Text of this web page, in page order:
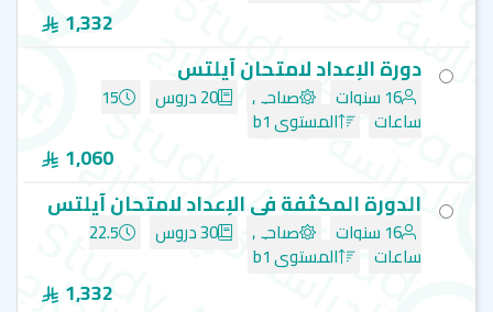
إل إس آي - فانكوفر - LSI Education
إل إس آي - تورنتو - LSI Education
إي سي - تورنتو - EC English
إي سي - مونتريال - EC English
1,332
دورة الإعداد لامتحان آيلتس
16 سنوات صباحي 20 دروس 15
ساعات المستوى b1
1,060
الدورة المكثفة في الإعداد لامتحان آيلتس
16 سنوات صباحي 30 دروس 22.5
ساعات المستوى b1
1,332